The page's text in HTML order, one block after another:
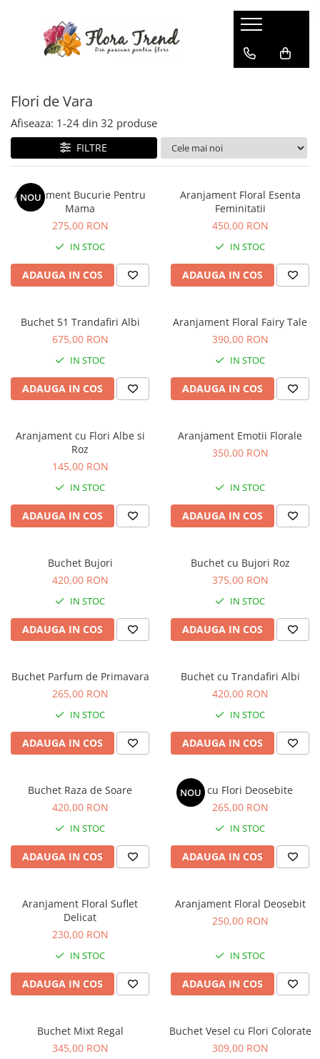
Flori de Vara
Afiseaza: 1-24 din 32 produse
FILTRE
NOU
Aranjament Bucurie Pentru
Mama
275,00 RON
IN STOC
ADAUGA IN COS
Aranjament Floral Esenta
Feminitatii
450,00 RON
IN STOC
ADAUGA IN COS
Buchet 51 Trandafiri Albi
675,00 RON
IN STOC
ADAUGA IN COS
Aranjament Floral Fairy Tale
390,00 RON
IN STOC
ADAUGA IN COS
Aranjament cu Flori Albe si
Roz
145,00 RON
IN STOC
ADAUGA IN COS
Aranjament Emotii Florale
350,00 RON
IN STOC
ADAUGA IN COS
Buchet Bujori
420,00 RON
IN STOC
ADAUGA IN COS
Buchet cu Bujori Roz
375,00 RON
IN STOC
ADAUGA IN COS
Buchet Parfum de Primavara
265,00 RON
IN STOC
ADAUGA IN COS
Buchet cu Trandafiri Albi
420,00 RON
IN STOC
ADAUGA IN COS
Buchet Raza de Soare
420,00 RON
IN STOC
ADAUGA IN COS
NOU
Plic cu Flori Deosebite
265,00 RON
IN STOC
ADAUGA IN COS
Aranjament Floral Suflet
Delicat
230,00 RON
IN STOC
ADAUGA IN COS
Aranjament Floral Deosebit
250,00 RON
IN STOC
ADAUGA IN COS
Buchet Mixt Regal
345,00 RON
Buchet Vesel cu Flori Colorate
309,00 RON